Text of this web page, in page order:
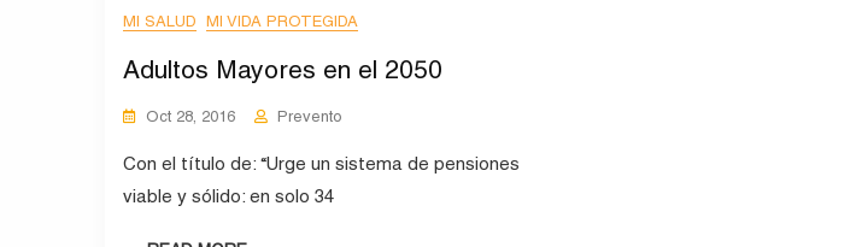
MI SALUD MI VIDA PROTEGIDA
Adultos Mayores en el 2050
Oct 28, 2016 Prevento
Con el título de: “Urge un sistema de pensiones
viable y sólido: en solo 34